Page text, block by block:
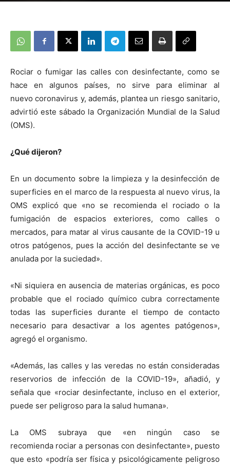
Rociar o fumigar las calles con desinfectante, como se
hace en algunos países, no sirve para eliminar al
nuevo coronavirus y, además, plantea un riesgo sanitario,
advirtió este sábado la Organización Mundial de la Salud
(OMS).
¿Qué dijeron?
En un documento sobre la limpieza y la desinfección de
superficies en el marco de la respuesta al nuevo virus, la
OMS explicó que «no se recomienda el rociado o la
fumigación de espacios exteriores, como calles o
mercados, para matar al virus causante de la COVID-19 u
otros patógenos, pues la acción del desinfectante se ve
anulada por la suciedad».
«Ni siquiera en ausencia de materias orgánicas, es poco
probable que el rociado químico cubra correctamente
todas las superficies durante el tiempo de contacto
necesario para desactivar a los agentes patógenos»,
agregó el organismo.
«Además, las calles y las veredas no están consideradas
reservorios de infección de la COVID-19», añadió, y
señala que «rociar desinfectante, incluso en el exterior,
puede ser peligroso para la salud humana».
La OMS subraya que «en ningún caso se
recomienda rociar a personas con desinfectante», puesto
que esto «podría ser física y psicológicamente peligroso